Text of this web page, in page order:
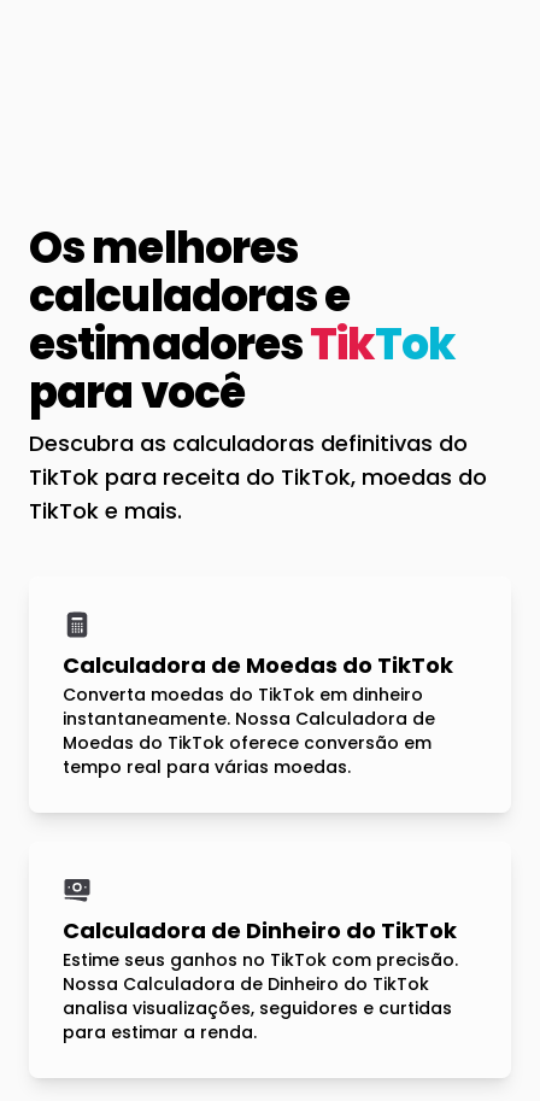
Os melhores
calculadoras e
estimadoresTikTok
para você
Descubra as calculadoras definitivas do
TikTok para receita do TikTok, moedas do
TikTok e mais.
Calculadora de Moedas do TikTok
Converta moedas do TikTok em dinheiro
instantaneamente. Nossa Calculadora de
Moedas do TikTok oferece conversão em
tempo real para várias moedas.
Calculadora de Dinheiro do TikTok
Estime seus ganhos no TikTok com precisão.
Nossa Calculadora de Dinheiro do TikTok
analisa visualizações, seguidores e curtidas
para estimar a renda.